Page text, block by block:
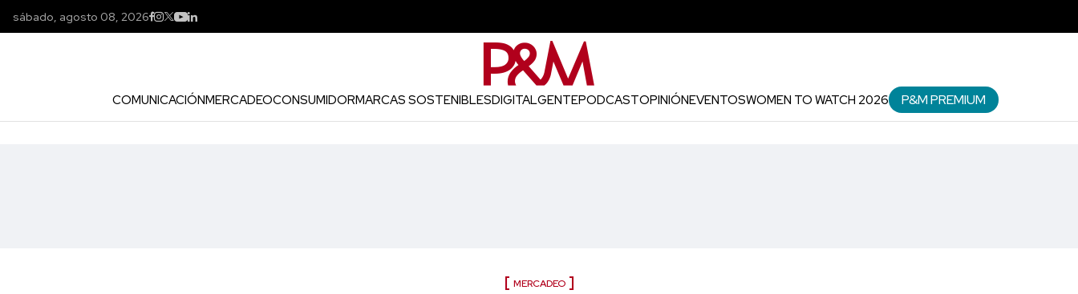
sábado, agosto 08, 2026
COMUNICACIÓNMERCADEOCONSUMIDORMARCAS SOSTENIBLESDIGITALGENTEPODCASTOPINIÓNEVENTOSWOMEN TO WATCH 2026 P&M PREMIUM
MERCADEO